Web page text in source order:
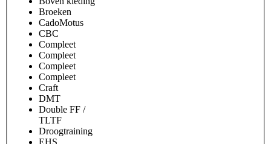
Broeken
CadoMotus
CBC
Compleet
Compleet
Compleet
Compleet
Craft
DMT
Double FF /
TLTF
Droogtraining
EHS